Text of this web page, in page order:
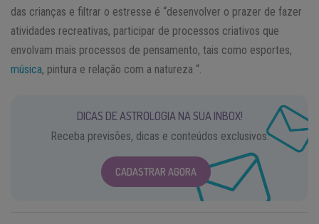
das crianças e filtrar o estresse é “desenvolver o prazer de fazer
atividades recreativas, participar de processos criativos que
envolvam mais processos de pensamento, tais como esportes,
música, pintura e relação com a natureza “.
DICAS DE ASTROLOGIA NA SUA INBOX!
Receba previsões, dicas e conteúdos exclusivos.
CADASTRAR AGORA